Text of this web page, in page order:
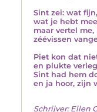
Sint zei: wat
wat je hebt
maar vertel
zéévissen
Piet kon dat
en plukte
Sint had hem
en ja hoor, zijn
Schrijver: Ellen